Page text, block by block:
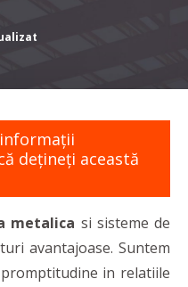
dețineți această
metalica si sisteme de
avantajoase. Suntem
in relatiile